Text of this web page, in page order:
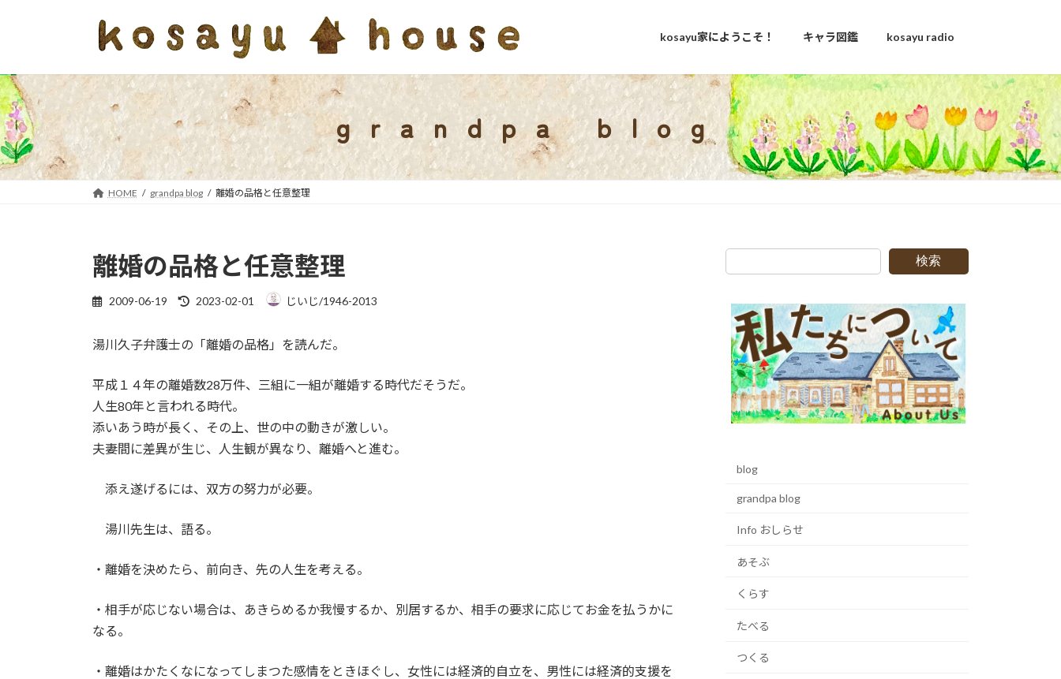
ツ
へ
ス
キ
ッ
プ
シ
ョ
ン
に
移
動
kosayu家にようこそ！ キャラ図鑑 kosayu radio
grandpa blog
HOME grandpa blog 離婚の品格と任意整理
離婚の品格と任意整理
2009-06-19
最
新
:
2023-02-01 じいじ/1946-2013
湯川久子弁護士の「離婚の品格」を読んだ。
平成１４年の離婚数28万件、三組に一組が離婚する時代だそうだ。
人生80年と言われる時代。
添いあう時が長く、その上、世の中の動きが激しい。
夫妻間に差異が生じ、人生観が異なり、離婚へと進む。
添え遂げるには、双方の努力が必要。
湯川先生は、語る。
・離婚を決めたら、前向き、先の人生を考える。
・相手が応じない場合は、あきらめるか我慢するか、別居するか、相手の要求に応じてお金を払うかに
なる。
・離婚はかたくなになってしまつた感情をときほぐし、女性には経済的自立を、男性には経済的支援を
検索
blog
grandpa blog
Info おしらせ
あそぶ
くらす
たべる
つくる